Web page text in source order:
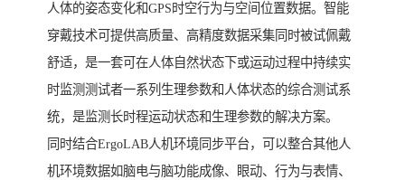
人体的姿态变化和GPS时空行为与空间位置数据。智能
穿戴技术可提供高质量、高精度数据采集同时被试佩戴
舒适，是一套可在人体自然状态下或运动过程中持续实
时监测测试者一系列生理参数和人体状态的综合测试系
统，是监测长时程运动状态和生理参数的解决方案。
同时结合ErgoLAB人机环境同步平台，可以整合其他人
机环境数据如脑电与脑功能成像、眼动、行为与表情、